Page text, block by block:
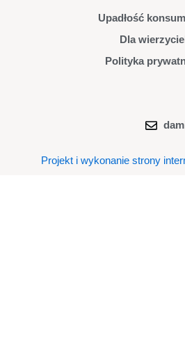
Upadłość
Dla
Polityka
Projekt i wykonanie strony